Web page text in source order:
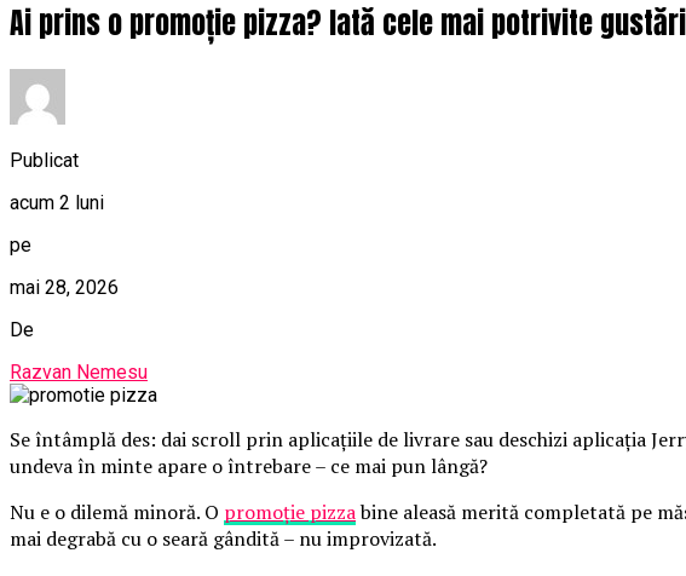
Ai prins o promoție pizza? Iată cele mai potrivite
Publicat
acum 2 luni
pe
mai 28, 2026
De
Razvan Nemesu
Se întâmplă des: dai scroll prin aplicațiile de livrare sau deschizi aplicația
undeva în minte apare o întrebare – ce mai pun lângă?
Nu e o dilemă minoră. O promoție pizzabine aleasă merită completată pe
mai degrabă cu o seară gândită – nu improvizată.